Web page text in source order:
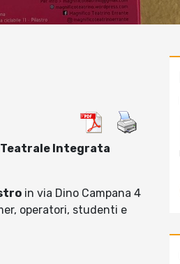
Teatrale Integrata
in via Dino Campana 4
operatori, studenti e